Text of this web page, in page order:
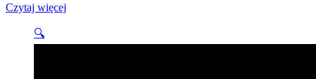
Czytaj więcej
🔍